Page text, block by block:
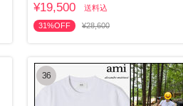
¥19,500 送料込
31%OFF ¥28,600
36